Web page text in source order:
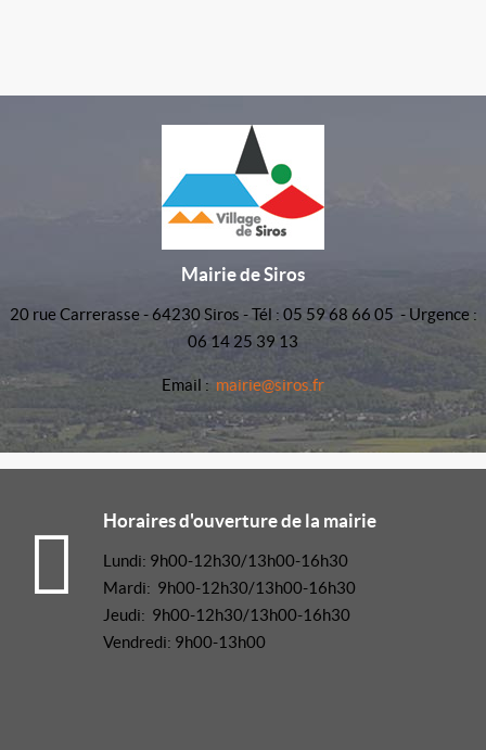
Mairie de Siros
20 rue Carrerasse - 64230 Siros - Tél : 05 59 68 66 05 - Urgence :
06 14 25 39 13
Email : mairie@siros.fr
Horaires d'ouverture de la mairie
Lundi: 9h00-12h30/13h00-16h30
Mardi: 9h00-12h30/13h00-16h30
Jeudi: 9h00-12h30/13h00-16h30
Vendredi: 9h00-13h00